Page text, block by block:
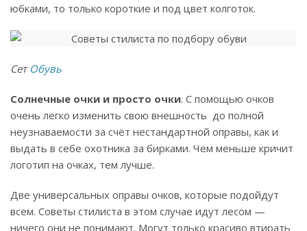
юбками, то только короткие и под цвет колготок.
Сет Обувь
Солнечные очки и просто очки. С помощью очков
очень легко изменить свою внешность до полной
неузнаваемости за счёт нестандартной оправы, как и
выдать в себе охотника за бирками. Чем меньше кричит
логотип на очках, тем лучше.
Две универсальных оправы очков, которые подойдут
всем. Советы стилиста в этом случае идут лесом —
ничего они не понимают. Могут только красиво втирать